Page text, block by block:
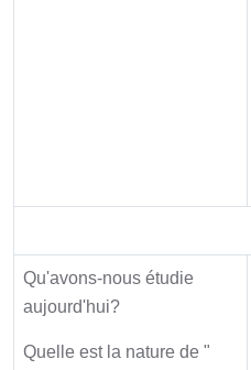
Qu'avons-nous étudie
aujourd'hui?
Quelle est la nature de "